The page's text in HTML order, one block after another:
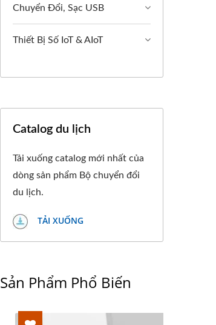
Chuyển Đổi, Sạc USB
Thiết Bị Số IoT & AIoT
Catalog du lịch
Tải xuống catalog mới nhất của
dòng sản phẩm Bộ chuyển đổi
du lịch.
TẢI XUỐNG
Sản Phẩm Phổ Biến